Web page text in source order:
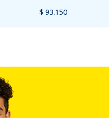
$ 93.150